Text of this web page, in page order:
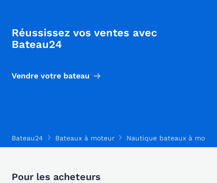
Réussissez vos ventes avec
Bateau24
Vendre votre bateau
Bateau24 Bateaux à moteur Nautique bateaux à
Pour les acheteurs